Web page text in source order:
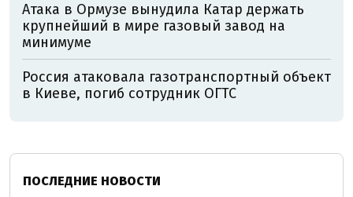
Атака в Ормузе вынудила Катар держать
крупнейший в мире газовый завод на
минимуме
Россия атаковала газотранспортный объект
в Киеве, погиб сотрудник ОГТС
ПОСЛЕДНИЕ НОВОСТИ